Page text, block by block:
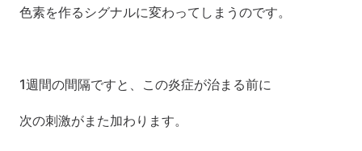
色素を作るシグナルに変わってしまうのです。
1週間の間隔ですと、この炎症が治まる前に
次の刺激がまた加わります。